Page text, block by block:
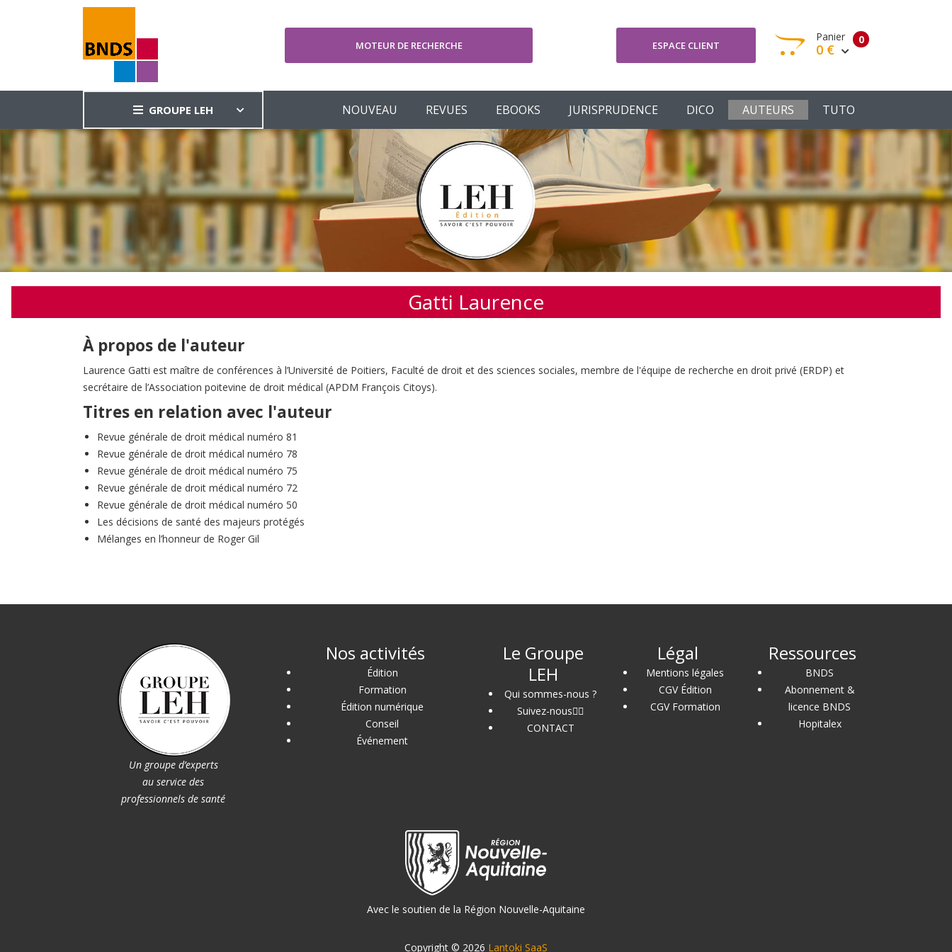
MOTEUR DE RECHERCHE ESPACE CLIENT 0
Panier
0 €
Votre panier est vide
Votre Panier Commander
GROUPE LEH NOUVEAU REVUES EBOOKS JURISPRUDENCE DICO AUTEURS TUTO
Gatti Laurence
À propos de l'auteur
Laurence Gatti est maître de conférences à l’Université de Poitiers, Faculté de droit et des sciences sociales, membre de l'équipe de recherche en droit privé (ERDP) et
secrétaire de l’Association poitevine de droit médical (APDM François Citoys).
Titres en relation avec l'auteur
Revue générale de droit médical numéro 81
Revue générale de droit médical numéro 78
Revue générale de droit médical numéro 75
Revue générale de droit médical numéro 72
Revue générale de droit médical numéro 50
Les décisions de santé des majeurs protégés
Mélanges en l’honneur de Roger Gil
Un groupe d’experts
au service des
professionnels de santé
Nos activités
Édition
Formation
Édition numérique
Conseil
Événement
Le Groupe
LEH
Qui sommes-nous ?
Suivez-nous
CONTACT
Légal
Mentions légales
CGV Édition
CGV Formation
Ressources
BNDS
Abonnement &
licence BNDS
Hopitalex
Avec le soutien de la Région Nouvelle-Aquitaine
Copyright © 2026 Lantoki SaaS